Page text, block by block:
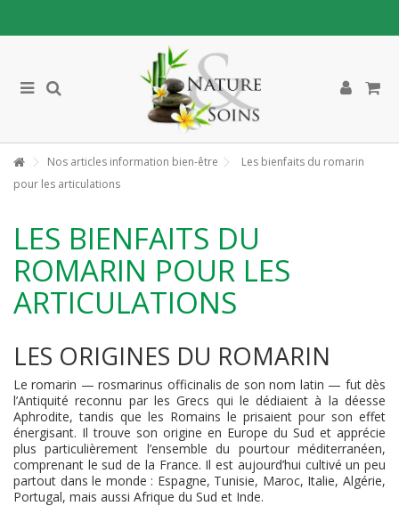
Nos articles information bien-être
Les bienfaits du romarin
pour les articulations
LES BIENFAITS DU
ROMARIN POUR LES
ARTICULATIONS
LES ORIGINES DU ROMARIN
Le romarin — rosmarinus officinalis de son nom latin — fut dès
l’Antiquité reconnu par les Grecs qui le dédiaient à la déesse
Aphrodite, tandis que les Romains le prisaient pour son effet
énergisant. Il trouve son origine en Europe du Sud et apprécie
plus particulièrement l’ensemble du pourtour méditerranéen,
comprenant le sud de la France. Il est aujourd’hui cultivé un peu
partout dans le monde : Espagne, Tunisie, Maroc, Italie, Algérie,
Portugal, mais aussi Afrique du Sud et Inde.